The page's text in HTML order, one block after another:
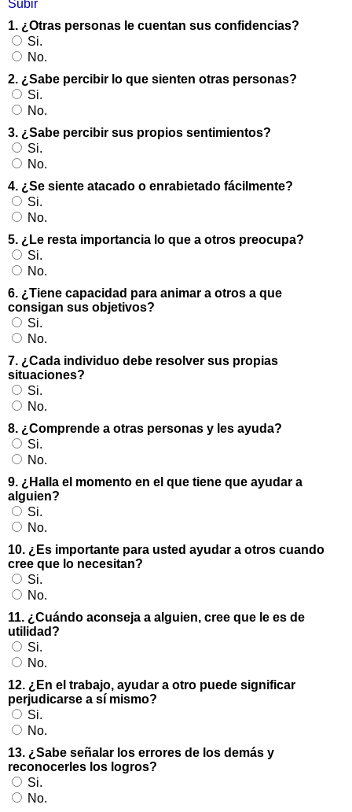
Subir
1. ¿Otras personas le cuentan sus confidencias?
Si.
No.
2. ¿Sabe percibir lo que sienten otras personas?
Si.
No.
3. ¿Sabe percibir sus propios sentimientos?
Si.
No.
4. ¿Se siente atacado o enrabietado fácilmente?
Si.
No.
5. ¿Le resta importancia lo que a otros preocupa?
Si.
No.
6. ¿Tiene capacidad para animar a otros a que
consigan sus objetivos?
Si.
No.
7. ¿Cada individuo debe resolver sus propias
situaciones?
Si.
No.
8. ¿Comprende a otras personas y les ayuda?
Si.
No.
9. ¿Halla el momento en el que tiene que ayudar a
alguien?
Si.
No.
10. ¿Es importante para usted ayudar a otros cuando
cree que lo necesitan?
Si.
No.
11. ¿Cuándo aconseja a alguien, cree que le es de
utilidad?
Si.
No.
12. ¿En el trabajo, ayudar a otro puede significar
perjudicarse a sí mismo?
Si.
No.
13. ¿Sabe señalar los errores de los demás y
reconocerles los logros?
Si.
No.